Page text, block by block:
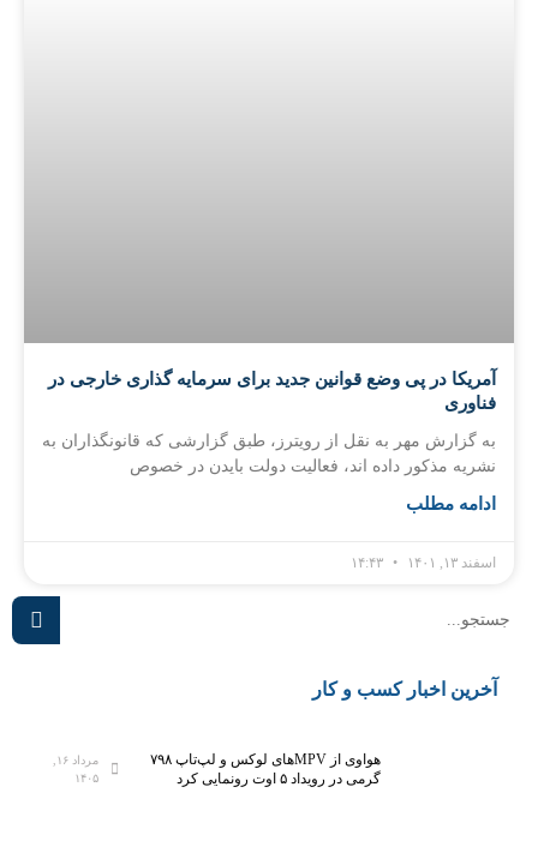
آمریکا در پی وضع قوانین جدید برای سرمایه گذاری خارجی در
فناوری
به گزارش مهر به نقل از رویترز، طبق گزارشی که قانونگذاران به
نشریه مذکور داده اند، فعالیت دولت بایدن در خصوص
ادامه مطلب
اسفند ۱۳, ۱۴۰۱
آخرین اخبار کسب و کار
هواوی از MPVهای لوکس و لپ‌تاپ ۷۹۸
گرمی در رویداد ۵ اوت رونمایی کرد
مرداد ۱۶,
۱۴۰۵